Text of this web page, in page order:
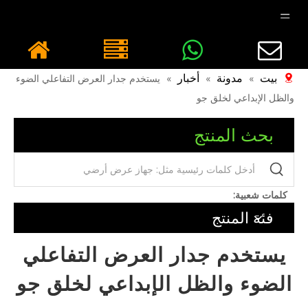
بيت » مدونة » أخبار » يستخدم جدار العرض التفاعلي الضوء
والظل الإبداعي لخلق جو
بحث المنتج
كلمات شعبية:
فئة المنتج
يستخدم جدار العرض التفاعلي
الضوء والظل الإبداعي لخلق جو